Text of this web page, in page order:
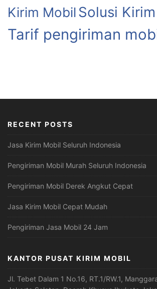
Kirim MobilSolusi
Tarif pengiriman
RECENT POSTS
Jasa Kirim Mobil Seluruh Indonesia
Pengiriman Mobil Murah Seluruh Indonesia
Pengiriman Mobil Derek Angkut Cepat
Jasa Kirim Mobil Cepat Mudah
Pengiriman Jasa Mobil 24 Jam
KANTOR PUSAT KIRIM MOBIL
Jl. Tebet Dalam 1 No.16, RT.1/RW.1,